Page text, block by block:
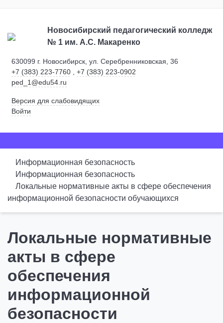
Новосибирский педагогический колледж
№ 1 им. А.С. Макаренко
630099 г. Новосибирск, ул. Серебренниковская, 36
+7 (383) 223-7760
+7 (383) 223-0902
ped_1@edu54.ru
Версия для слабовидящих
Войти
Информационная безопасность
Информационная безопасность
Локальные нормативные акты в сфере обеспечения
информационной безопасности обучающихся
Локальные нормативные
акты в сфере
обеспечения
информационной
безопасности